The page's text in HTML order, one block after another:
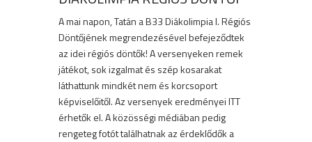
A mai napon, Tatán a B33 Diákolimpia I. Régiós
Döntőjének megrendezésével befejeződtek
az idei régiós döntők! A versenyeken remek
játékot, sok izgalmat és szép kosarakat
láthattunk mindkét nem és korcsoport
képviselőitől. Az versenyek eredményei ITT
érhetők el. A közösségi médiában pedig
rengeteg fotót találhatnak az érdeklődők a